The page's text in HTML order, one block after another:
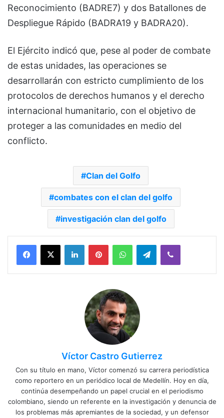
Reconocimiento (BADRE7) y dos Batallones de
Despliegue Rápido (BADRA19 y BADRA20).
El Ejército indicó que, pese al poder de combate
de estas unidades, las operaciones se
desarrollarán con estricto cumplimiento de los
protocolos de derechos humanos y el derecho
internacional humanitario, con el objetivo de
proteger a las comunidades en medio del
conflicto.
Clan del Golfo
combates con el clan del golfo
investigación clan del golfo
Facebook
X LinkedInPinterestWhatsAppTelegramViber
Víctor Castro Gutierrez
Con su título en mano, Víctor comenzó su carrera periodística
como reportero en un periódico local de Medellín. Hoy en día,
continúa desempeñando un papel crucial en el periodismo
colombiano, siendo un referente en la investigación y denuncia de
los problemas más apremiantes de la sociedad, y un defensor